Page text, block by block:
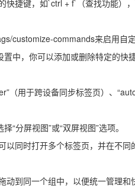
快捷键，如`ctrl + f`（查找功能）
customize-commands来启用自定
置中，你可以添加或删除特定的快
（用于跨设备同步标签页）、
“分屏视图”或“双屏视图”选项。
以同时打开多个标签页，并在不同
动到同一个组中，以便统一管理和